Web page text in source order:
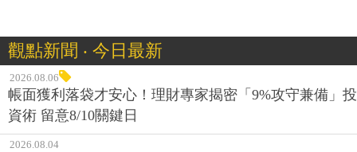
觀點新聞 ‧ 今日最新
2026.08.06
帳面獲利落袋才安心！理財專家揭密「9%攻守兼備」投
資術 留意8/10關鍵日
2026.08.04